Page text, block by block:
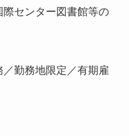
センター図書館等の
／勤務地限定／有期雇